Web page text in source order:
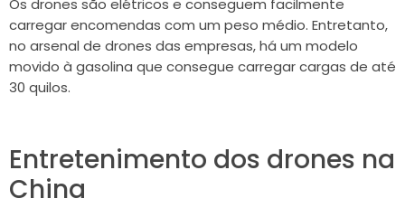
Os drones são elétricos e conseguem facilmente
carregar encomendas com um peso médio. Entretanto,
no arsenal de drones das empresas, há um modelo
movido à gasolina que consegue carregar cargas de até
30 quilos.
Entretenimento dos drones na
China